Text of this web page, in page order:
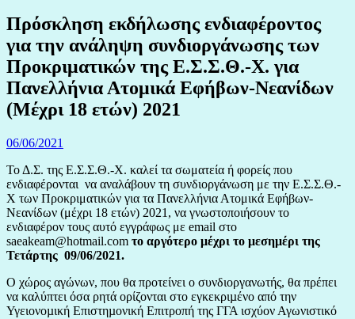
Πρόσκληση εκδήλωσης ενδιαφέροντος
για την ανάληψη συνδιοργάνωσης των
Προκριματικών της Ε.Σ.Σ.Θ.-Χ. για
Πανελλήνια Ατομικά Εφήβων-Νεανίδων
(Μέχρι 18 ετών) 2021
06/06/2021
Το Δ.Σ. της Ε.Σ.Σ.Θ.-Χ. καλεί τα σωματεία ή φορείς που
ενδιαφέρονται να αναλάβουν τη συνδιοργάνωση με την Ε.Σ.Σ.Θ.-
Χ των Προκριματικών για τα Πανελλήνια Ατομικά Εφήβων-
Νεανίδων (μέχρι 18 ετών) 2021, να γνωστοποιήσουν το
ενδιαφέρον τους αυτό εγγράφως με email στο
saeakeam@hotmail.com το αργότερο μέχρι το μεσημέρι της
Τετάρτης 09/06/2021.
Ο χώρος αγώνων, που θα προτείνει ο συνδιοργανωτής, θα πρέπει
να καλύπτει όσα ρητά ορίζονται στο εγκεκριµένο από την
Υγειονοµική Επιστηµονική Επιτροπή της ΓΓΑ ισχύον Αγωνιστικό